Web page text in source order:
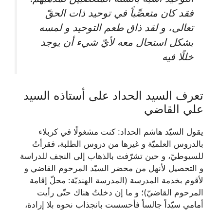
فقد كان متعصِّباً في توحيد ذات الحقّ
تعالى، و لقد ذاق طعم التوحيد و لمسه
بشكل استحال معه لأيّ شيء أن يوجد
خللًا فيه
تعرف السيد الحداد على أستاذه السيد
علي القاضي
يقول السيّد هاشم الحداد: كنت مشغولًا في كربلاء
بالدروس العلميّة و غيرها من دروس الطلبة، فقرأتُ
للسيوطيّ، و حين تشرّفت بالذهاب إلى النجف للدراسة
و التحصيل لأنهل من محضر السيّد المرحوم القاضي و
لأقوم بخدمة المدرسة (المدرسة الهنديّة: محلّ إقامة
المرحوم القاضيّ)؛ و ما إن دخلتُ هناك حتّى رأيت
أمامي سيّداً جالساً فأحسست بانجذاب نحوه بلا إرادة،